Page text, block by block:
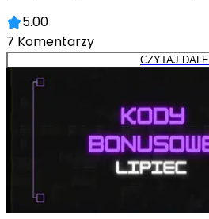
5.00
7 Komentarzy
CZYTAJ